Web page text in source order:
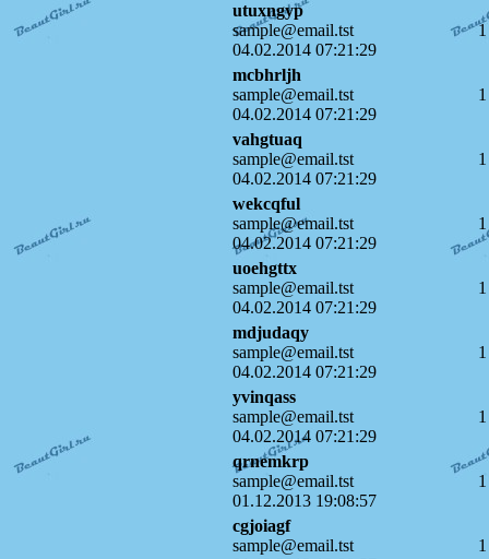
utuxngyp
sample@email.tst
04.02.2014 07:21:29
1
mcbhrljh
sample@email.tst
04.02.2014 07:21:29
1
vahgtuaq
sample@email.tst
04.02.2014 07:21:29
1
wekcqful
sample@email.tst
04.02.2014 07:21:29
1
uoehgttx
sample@email.tst
04.02.2014 07:21:29
1
mdjudaqy
sample@email.tst
04.02.2014 07:21:29
1
yvinqass
sample@email.tst
04.02.2014 07:21:29
1
qrnemkrp
sample@email.tst
01.12.2013 19:08:57
1
cgjoiagf
sample@email.tst
1